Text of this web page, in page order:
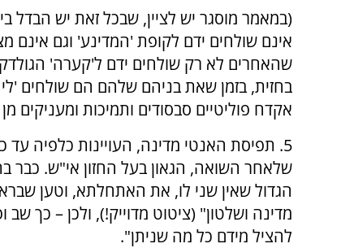
(במאמר מוסגר יש לציין, שבכל זאת יש הבדל
אינם שולחים ידם לקופת 'המדינע' וגם אינם
שהאחרים לא רק שולחים ידם ל'קערה'
בחזית, בזמן שאת בניהם שלהם הם שולחים
אקדח פוליטיים סבסודים ותמיכות ומעניקים
5. תפיסת האנטי מדינה, העויינות כלפיה עד
שלאחר השואה, הגאון בעל החזון אי"ש.
הגדול שאין שני לו, את האתחלתא, וטען
מדינה ושלטון" (ציטוט מדוייק!), ולכן – כך
להציל מידם כל מה שניתן".